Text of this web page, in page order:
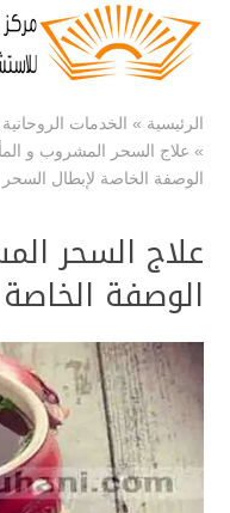
الرئيسية » الخدمات الروحانية
» علاج السحر المشروب و
الوصفة الخاصة لإبطال السحر
علاج السحر
الوصفة